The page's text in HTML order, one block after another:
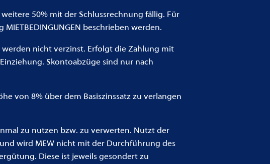
50% mit der Schlussrechnung fällig. Für
beschrieben werden.
nicht verzinst. Erfolgt die Zahlung mit
Skontoabzüge sind nur nach
von 8% über dem Basiszinssatz zu verlangen
zu nutzen bzw. zu verwerten. Nutzt der
wird MEW nicht mit der Durchführung des
Diese ist jeweils gesondert zu